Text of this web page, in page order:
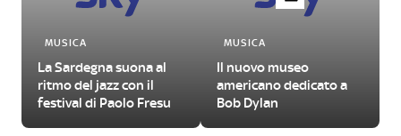
MUSICA
La Sardegna suona al
ritmo del jazz con il
festival di Paolo Fresu
MUSICA
Il nuovo museo
americano dedicato a
Bob Dylan